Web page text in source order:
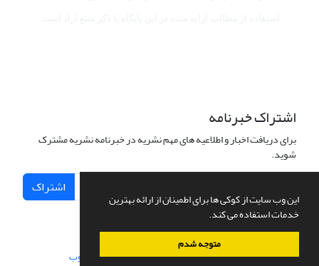
این وب سایت از کوکی ها برای اطمینان از ارائه بهترین
خدمات استفاده می کند.
متوجه شدم
اشتراک خبرنامه
برای دریافت اخبار و اطلاعیه های مهم نشریه در خبرنامه نشریه مشترک
شوید.
اشتراک
سامانه مدیریت نشریات علمی.طراحی و پیاده سازی از سیناوب